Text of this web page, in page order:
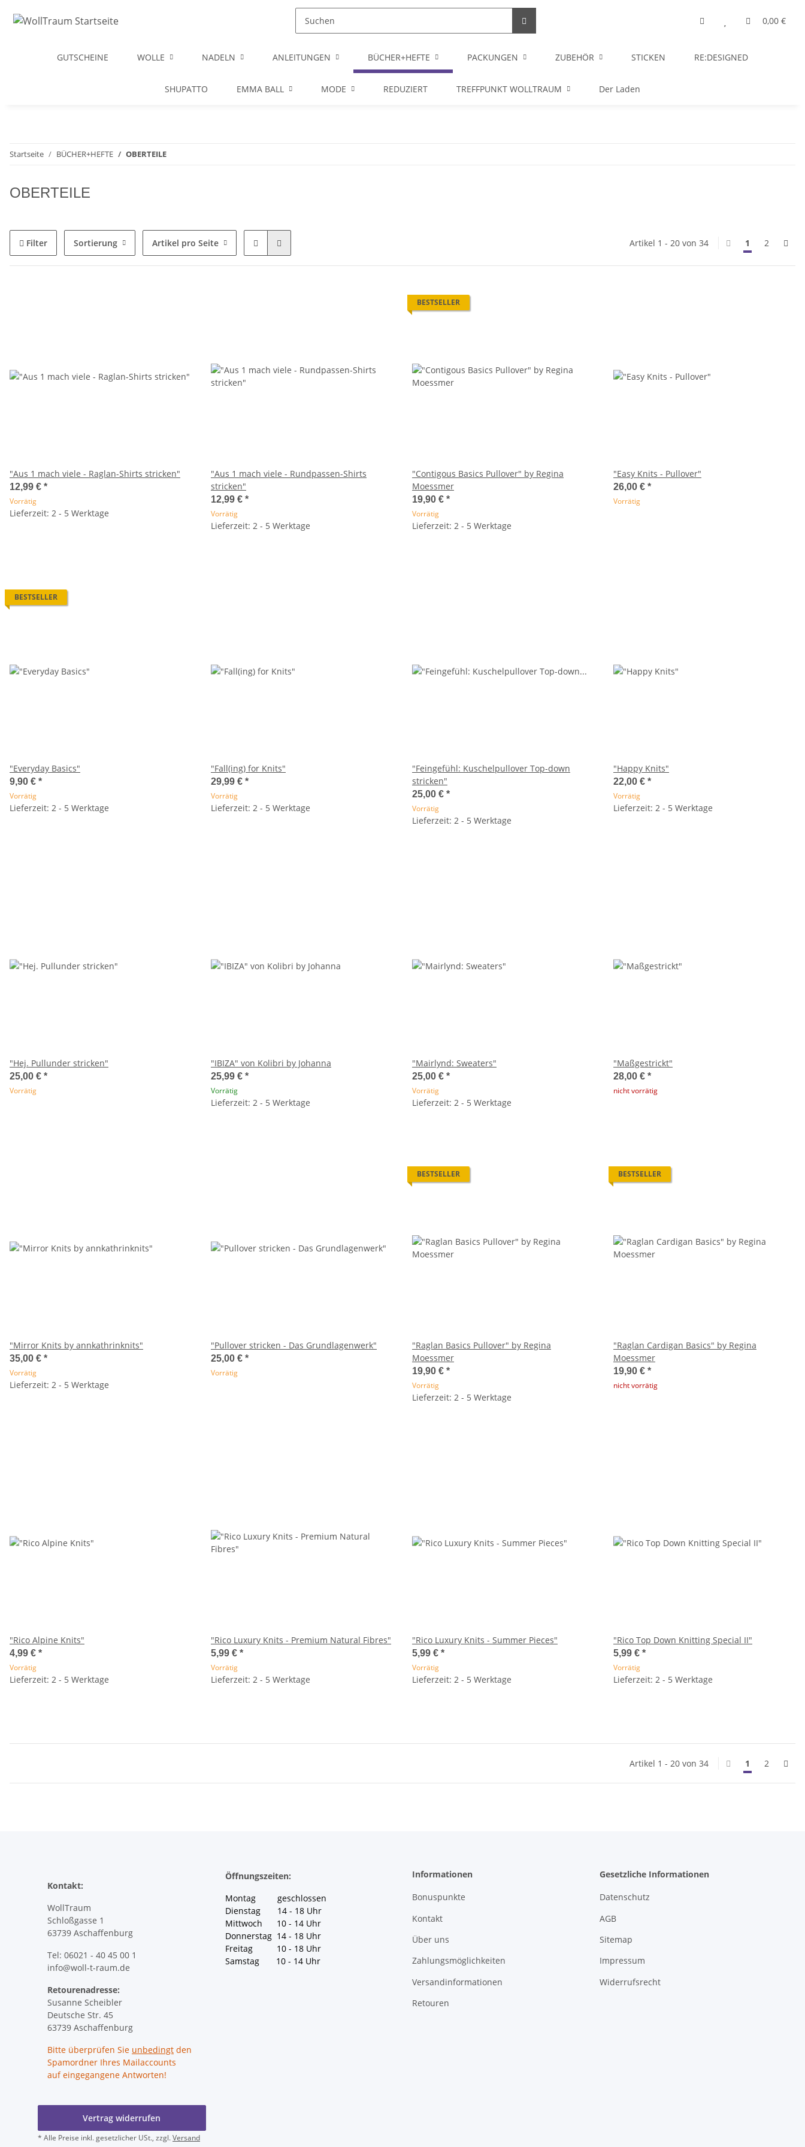
0,00 €
GUTSCHEINE WOLLE NADELN ANLEITUNGEN BÜCHER+HEFTE PACKUNGEN ZUBEHÖR STICKEN RE:DESIGNED
SHUPATTO EMMA BALL MODE REDUZIERT TREFFPUNKT WOLLTRAUM Der Laden
Startseite BÜCHER+HEFTE OBERTEILE
OBERTEILE
Filter Sortierung Artikel pro Seite Artikel 1 - 20 von 34 1 2
"Aus 1 mach viele - Raglan-Shirts stricken"
12,99 € *
Vorrätig
Lieferzeit: 2 - 5 Werktage
"Aus 1 mach viele - Rundpassen-Shirts
stricken"
12,99 € *
Vorrätig
Lieferzeit: 2 - 5 Werktage
BESTSELLER
"Contigous Basics Pullover" by Regina
Moessmer
19,90 € *
Vorrätig
Lieferzeit: 2 - 5 Werktage
"Easy Knits - Pullover"
26,00 € *
Vorrätig
BESTSELLER
"Everyday Basics"
9,90 € *
Vorrätig
Lieferzeit: 2 - 5 Werktage
"Fall(ing) for Knits"
29,99 € *
Vorrätig
Lieferzeit: 2 - 5 Werktage
"Feingefühl: Kuschelpullover Top-down
stricken"
25,00 € *
Vorrätig
Lieferzeit: 2 - 5 Werktage
"Happy Knits"
22,00 € *
Vorrätig
Lieferzeit: 2 - 5 Werktage
"Hej. Pullunder stricken"
25,00 € *
Vorrätig
"IBIZA" von Kolibri by Johanna
25,99 € *
Vorrätig
Lieferzeit: 2 - 5 Werktage
"Mairlynd: Sweaters"
25,00 € *
Vorrätig
Lieferzeit: 2 - 5 Werktage
"Maßgestrickt"
28,00 € *
nicht vorrätig
"Mirror Knits by annkathrinknits"
35,00 € *
Vorrätig
Lieferzeit: 2 - 5 Werktage
"Pullover stricken - Das Grundlagenwerk"
25,00 € *
Vorrätig
BESTSELLER
"Raglan Basics Pullover" by Regina
Moessmer
19,90 € *
Vorrätig
Lieferzeit: 2 - 5 Werktage
BESTSELLER
"Raglan Cardigan Basics" by Regina
Moessmer
19,90 € *
nicht vorrätig
"Rico Alpine Knits"
4,99 € *
Vorrätig
Lieferzeit: 2 - 5 Werktage
"Rico Luxury Knits - Premium Natural Fibres"
5,99 € *
Vorrätig
Lieferzeit: 2 - 5 Werktage
"Rico Luxury Knits - Summer Pieces"
5,99 € *
Vorrätig
Lieferzeit: 2 - 5 Werktage
"Rico Top Down Knitting Special II"
5,99 € *
Vorrätig
Lieferzeit: 2 - 5 Werktage
Artikel 1 - 20 von 34 1 2
Kontakt:
WollTraum
Schloßgasse 1
63739 Aschaffenburg
Tel: 06021 - 40 45 00 1
info@woll-t-raum.de
Retourenadresse:
Susanne Scheibler
Deutsche Str. 45
63739 Aschaffenburg
Bitte überprüfen Sie unbedingt den
Spamordner Ihres Mailaccounts
auf eingegangene Antworten!
Öffnungszeiten:
Montag geschlossen
Dienstag 14 - 18 Uhr
Mittwoch 10 - 14 Uhr
Donnerstag 14 - 18 Uhr
Freitag 10 - 18 Uhr
Samstag 10 - 14 Uhr
Informationen
Bonuspunkte
Kontakt
Über uns
Zahlungsmöglichkeiten
Versandinformationen
Retouren
Gesetzliche Informationen
Datenschutz
AGB
Sitemap
Impressum
Widerrufsrecht
Vertrag widerrufen
* Alle Preise inkl. gesetzlicher USt., zzgl.Versand